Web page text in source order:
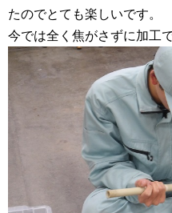
たのでとても楽しいです。
今では全く焦がさずに加工